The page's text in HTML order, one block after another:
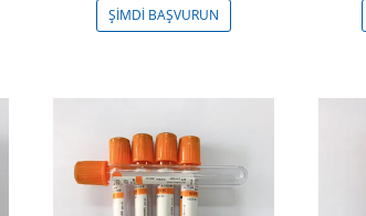
ŞIMDI BAŞVURUN